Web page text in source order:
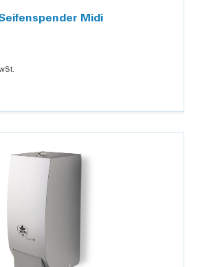
Midi
Details